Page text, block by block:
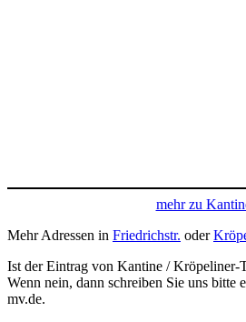
mehr zu
Mehr Adressen in Friedrichstr. oder
Ist der Eintrag von Kantine / Kröpeliner-
Wenn nein, dann schreiben Sie uns bitte
mv.de.